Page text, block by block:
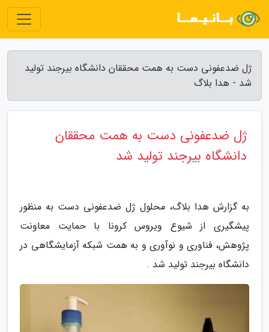
ژل ضدعفونی دست به همت محققان دانشگاه بیرجند تولید
شد - هدا بلاگ
ژل ضدعفونی دست به همت محققان
دانشگاه بیرجند تولید شد
به گزارش هدا بلاگ، محلول ژل ضدعفونی دست به منظور
پیشگیری از شیوع ویروس کرونا با حمایت معاونت
پژوهش، فناوری و نوآوری و به همت شبکه آزمایشگاهی در
دانشگاه بیرجند تولید شد .